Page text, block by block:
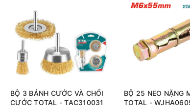
BỘ 3 BÁNH CƯỚC VÀ CHỔI
CƯỚC TOTAL - TAC310031
BỘ 25 NEO NẶNG
TOTAL -